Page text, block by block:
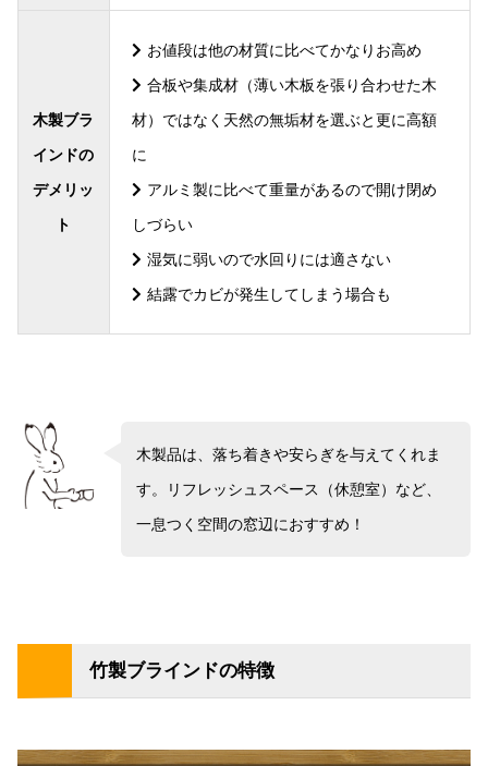
木製ブラ
インドの
デメリッ
ト
お値段は他の材質に比べてかなりお高め
合板や集成材（薄い木板を張り合わせた木
材）ではなく天然の無垢材を選ぶと更に高額
に
アルミ製に比べて重量があるので開け閉め
しづらい
湿気に弱いので水回りには適さない
結露でカビが発生してしまう場合も
木製品は、落ち着きや安らぎを与えてくれま
す。リフレッシュスペース（休憩室）など、
一息つく空間の窓辺におすすめ！
竹製ブラインドの特徴